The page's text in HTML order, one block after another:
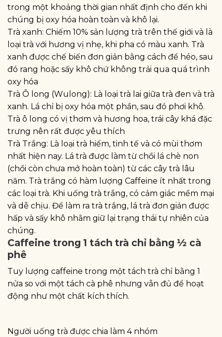
trong một khoảng thời gian nhất định cho đến khi
chúng bị oxy hóa hoàn toàn và khô lại.
Trà xanh: Chiếm 10% sản lượng trà trên thế giới và là
loại trà với hương vị nhẹ, khi pha có màu xanh. Trà
xanh được chế biến đơn giản bằng cách để héo, sau
đó rang hoặc sấy khô chứ không trải qua quá trình
oxy hóa
Trà Ô long (Wulong): Là loại trà lai giữa trà đen và trà
xanh. Lá chỉ bị oxy hóa một phần, sau đó phơi khô.
Trà ô long có vị thơm và hương hoa, trái cây khá đặc
trưng nên rất được yêu thích
Trà Trắng: Là loại trà hiếm, tinh tế và có mùi thơm
nhất hiện nay. Lá trà được làm từ chồi lá chè non
(chồi còn chưa mở hoàn toàn) từ các cây trà lâu
năm. Trà trắng có hàm lượng Caffeine ít nhất trong
các loại trà. Khi uống trà trắng, có cảm giác mềm mại
và dễ chịu. Để làm ra trà trắng, lá trà đơn giản được
hấp và sấy khô nhằm giữ lại trạng thái tự nhiên của
chúng.
Caffeine trong 1 tách trà chỉ bằng ½ cà
phê
Tuy lượng caffeine trong một tách trà chỉ bằng 1
nửa so với một tách cà phê nhưng vẫn đủ để hoạt
động như một chất kích thích.
Người uống trà được chia làm 4 nhóm